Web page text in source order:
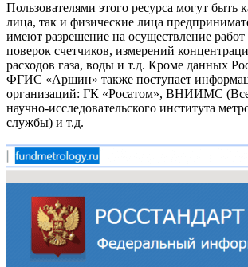
Пользователями этого ресурса могут быть
лица, так и физические лица
имеют разрешение на осуществление
поверок счетчиков, измерений
расходов газа, воды и т.д. Кроме данных
ФГИС «Аршин» также поступает
организаций: ГК «Росатом», ВНИИМС
научно-исследовательского института
службы) и т.д.